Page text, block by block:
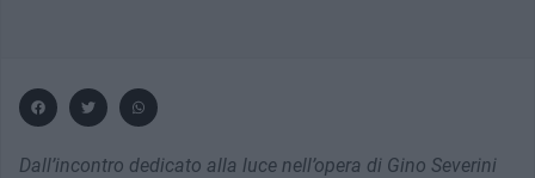
Dall’incontro dedicato alla luce nell’opera di Gino Severini